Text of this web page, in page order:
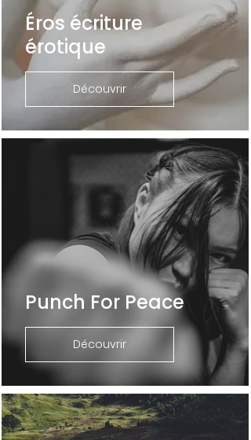
Éros écriture
érotique
Découvrir
Punch For Peace
Découvrir